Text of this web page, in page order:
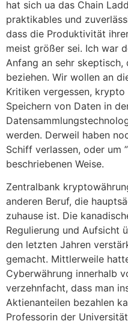
hat sich ua das Chain
praktikables und
dass die Produktivität
meist größer sei. Ich war
Anfang an sehr
beziehen. Wir wollen an
Kritiken vergessen,
Speichern von Daten in
werden. Derweil haben
Schiff verlassen, oder um
beschriebenen Weise.
Zentralbank
anderen Beruf, die
zuhause ist. Die
Regulierung und Aufsicht
den letzten Jahren
gemacht. Mittlerweile
Cyberwährung innerhalb
verzehnfacht, dass man
Aktienanteilen bezahlen
Professorin der